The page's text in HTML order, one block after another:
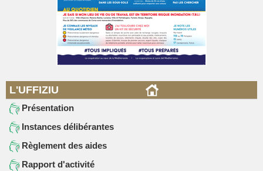
L'UFFIZIU
Présentation
Instances délibérantes
Règlement des aides
Rapport d'activité